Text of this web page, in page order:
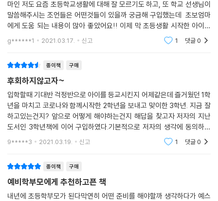
- 아이의 독서 습관을 기르는 효과적인 3가지 방법
- 시험 성적을 올리는 3가지 방법
- 아이 혼자 공부하게 하는 4가지 방법
- 학원에 보내기 전에 꼭 확인해야 하는 사항
- 초등학생이 꼭 해야 하는 2가지 선행학습
- 글쓰기를 잘하는 4가지 방법
- 소극적인 아이의 발표력을 높이는 방법
Chapter 2 꼭 알아두면 좋은 생활 지도 방법
- 나 전달법 vs. 너 전달법
- 선생님은 부모님의 부부싸움을 다 알고 있습니다
- 혹시 가정에서 체벌을 하십니까?
- 아이들의 자조 능력, 꼭 키워주세요
마인 저도 요즘 초등학교생활에 대해 잘 모르기도 하고, 또 학교 선생님이
말씀해주시는 조언들은 어떤것들이 있을까 궁금해 구입했는데 초보엄마
에게 도움 되는 내용이 많아 좋았어요!! 이제 막 초등생활 시작한 아이를
둔 엄마라면 한번쯤 읽어보시는 것 추천해요 :)
g******1 2021.03.17. 신고 1 댓글0
종이책 구매
후회하지않고자~
입학할때 기대반 걱정반으로 아이를 등교시킨지 어제같은데 즐거웠던 1학
년을 마치고 코로나와 함께시작한 2학년을 보내고 맞이한 3학년. 지금 잘
하고있는건지? 앞으로 어떻게 해야하는건지 해답을 찾고자 저자의 지난
도서인 3학년책에 이어 구입하였다.기본적으로 저자의 생각에 동의하기
에 이번책도 우리아이의 남은 학교생활을 설계하는데 큰 도움이돌것이라
9*****3 2021.03.19. 신고 1 댓글0
종이책 구매
예비학부모에게 추천하고픈 책
내년에 초등학부모가 된다막연히 어떤 준비를 해야할까 생각하다가 예스